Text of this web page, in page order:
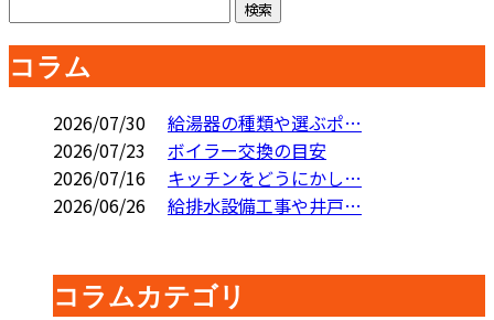
コラム
2026/07/30
給湯器の種類や選ぶポ…
2026/07/23
ボイラー交換の目安
2026/07/16
キッチンをどうにかし…
2026/06/26
給排水設備工事や井戸…
コラムカテゴリ